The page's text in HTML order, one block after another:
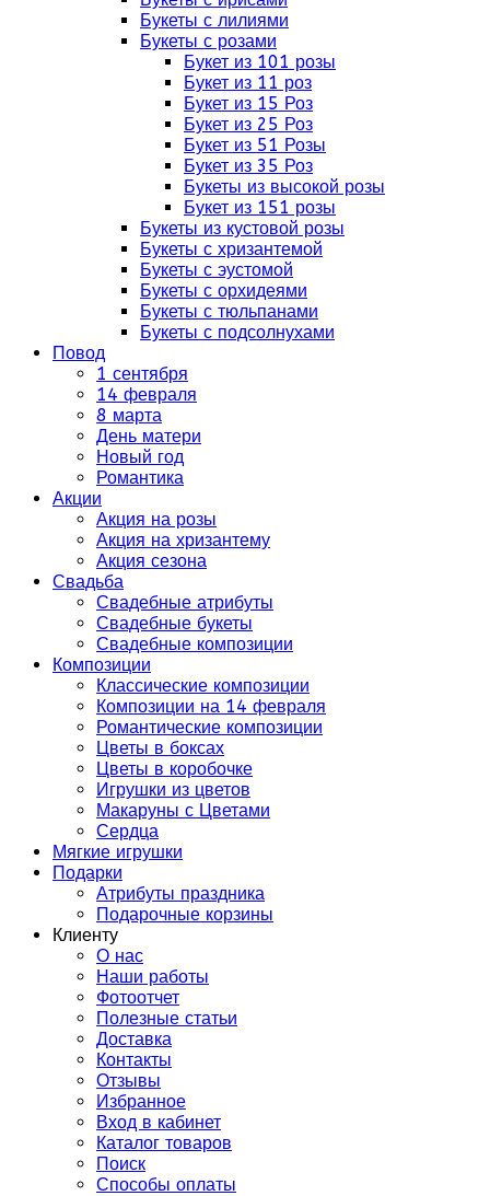
Букеты с лилиями
Букеты с розами
Букет из 101 розы
Букет из 11 роз
Букет из 15 Роз
Букет из 25 Роз
Букет из 51 Розы
Букет из 35 Роз
Букеты из высокой розы
Букет из 151 розы
Букеты из кустовой розы
Букеты с хризантемой
Букеты с эустомой
Букеты с орхидеями
Букеты с тюльпанами
Букеты с подсолнухами
Повод
1 сентября
14 февраля
8 марта
День матери
Новый год
Романтика
Акции
Акция на розы
Акция на хризантему
Акция сезона
Свадьба
Свадебные атрибуты
Свадебные букеты
Свадебные композиции
Композиции
Классические композиции
Композиции на 14 февраля
Романтические композиции
Цветы в боксах
Цветы в коробочке
Игрушки из цветов
Макаруны с Цветами
Сердца
Мягкие игрушки
Подарки
Атрибуты праздника
Подарочные корзины
Клиенту
О нас
Наши работы
Фотоотчет
Полезные статьи
Доставка
Контакты
Отзывы
Избранное
Вход в кабинет
Каталог товаров
Поиск
Способы оплаты